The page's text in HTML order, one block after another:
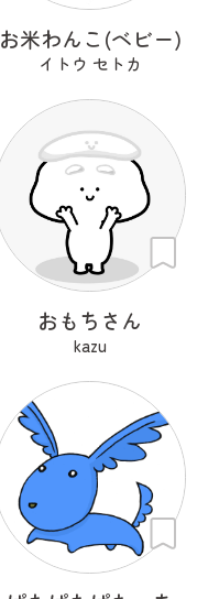
お米わんこ(ベビー)
イトウ セトカ
おもちさん
kazu